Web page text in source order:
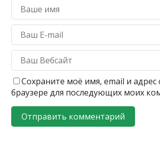
Сохраните моё имя, email и адрес
браузере для последующих моих